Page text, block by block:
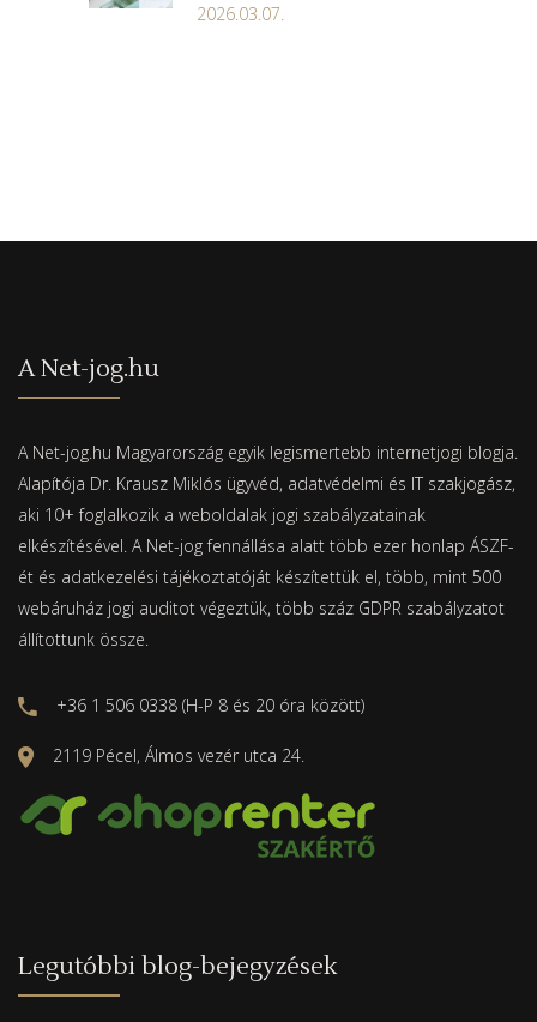
2026.03.07.
A Net-jog.hu
A Net-jog.hu Magyarország egyik legismertebb internetjogi blogja.
Alapítója Dr. Krausz Miklós ügyvéd, adatvédelmi és IT szakjogász,
aki 10+ foglalkozik a weboldalak jogi szabályzatainak
elkészítésével. A Net-jog fennállása alatt több ezer honlap ÁSZF-
ét és adatkezelési tájékoztatóját készítettük el, több, mint 500
webáruház jogi auditot végeztük, több száz GDPR szabályzatot
állítottunk össze.
+36 1 506 0338 (H-P 8 és 20 óra között)
2119 Pécel, Álmos vezér utca 24.
Legutóbbi blog-bejegyzések